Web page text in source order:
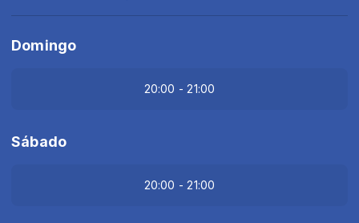
Domingo
20:00 - 21:00
Sábado
20:00 - 21:00